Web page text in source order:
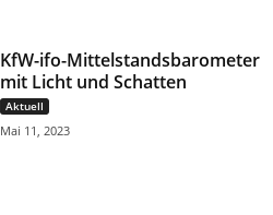
KfW-ifo-Mittelstandsbarometer
mit Licht und Schatten
Aktuell
Mai 11, 2023